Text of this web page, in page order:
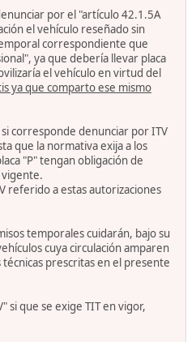
por el "artículo 42.1.5A
el vehículo reseñado sin
correspondiente que
ya que debería llevar placa
el vehículo en virtud del
ya que comparto ese mismo
corresponde denunciar por ITV
que la normativa exija a los
"P" tengan obligación de
vigente.
referido a estas autorizaciones
temporales cuidarán, bajo su
cuya circulación amparen
prescritas en el presente
si que se exige TIT en vigor,